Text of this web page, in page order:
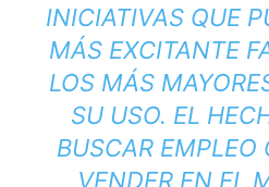
INICIATIVAS QUE
MÁS EXCITANTE
LOS MÁS
SU USO. EL
BUSCAR EMPLEO
VENDER EN EL